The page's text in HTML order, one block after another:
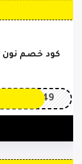
OP149